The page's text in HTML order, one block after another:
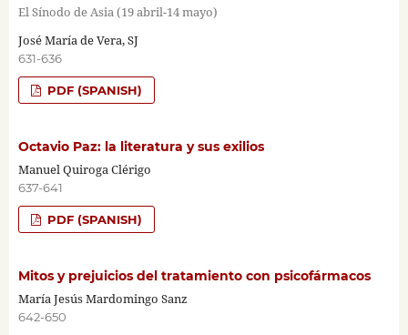
El Sínodo de Asia (19 abril-14 mayo)
José María de Vera, SJ
631-636
PDF (SPANISH)
Octavio Paz: la literatura y sus exilios
Manuel Quiroga Clérigo
637-641
PDF (SPANISH)
Mitos y prejuicios del tratamiento con psicofármacos
María Jesús Mardomingo Sanz
642-650